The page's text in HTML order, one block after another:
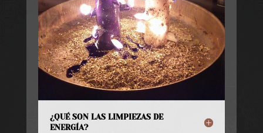
¿QUÉ SON LAS LIMPIEZAS DE
ENERGÍA?